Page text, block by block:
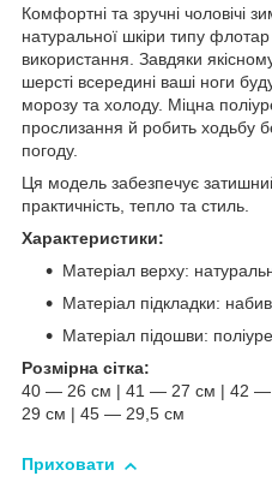
Комфортні та зручні чоловічі
натуральної шкіри типу
використання. Завдяки
шерсті всередині ваші ноги
морозу та холоду. Міцна
прослизання й робить ходьбу
погоду.
Ця модель забезпечує
практичність, тепло та стиль.
Характеристики:
Матеріал верху:
Матеріал підкладки:
Матеріал підошви:
Розмірна сітка:
40 — 26 см | 41 — 27 см | 42
29 см | 45 — 29,5 см
Приховати